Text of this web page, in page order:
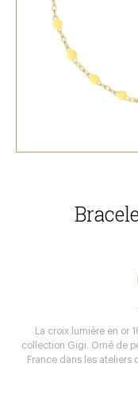
La croix lumière en or
collection Gigi. Orné de
France dans les ateliers